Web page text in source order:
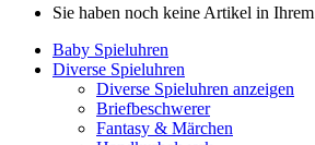
Sie haben noch keine Artikel in
Baby Spieluhren
Diverse Spieluhren
Diverse Spieluhren anzeigen
Briefbeschwerer
Fantasy & Märchen